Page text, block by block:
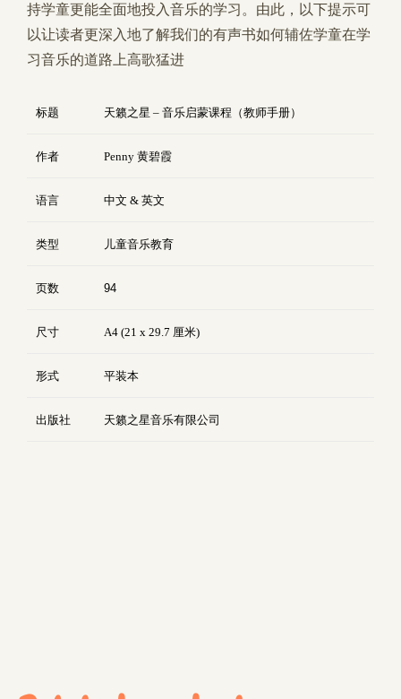
持学童更能全面地投入音乐的学习。由此，以下提示可
以让读者更深入地了解我们的有声书如何辅佐学童在学
习音乐的道路上高歌猛进
标题 天籁之星 – 音乐启蒙课程（教师手册）
作者 Penny 黄碧霞
语言 中文 & 英文
类型 儿童音乐教育
页数 94
尺寸 A4 (21 x 29.7 厘米)
形式 平装本
出版社 天籁之星音乐有限公司